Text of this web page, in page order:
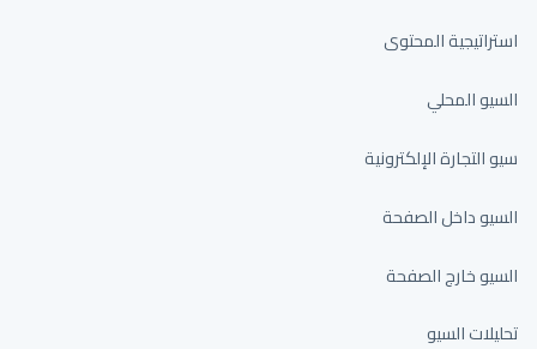
استراتيجية المحتوى
السيو المحلي
سيو التجارة الإلكترونية
السيو داخل الصفحة
السيو خارج الصفحة
تحليلات السيو